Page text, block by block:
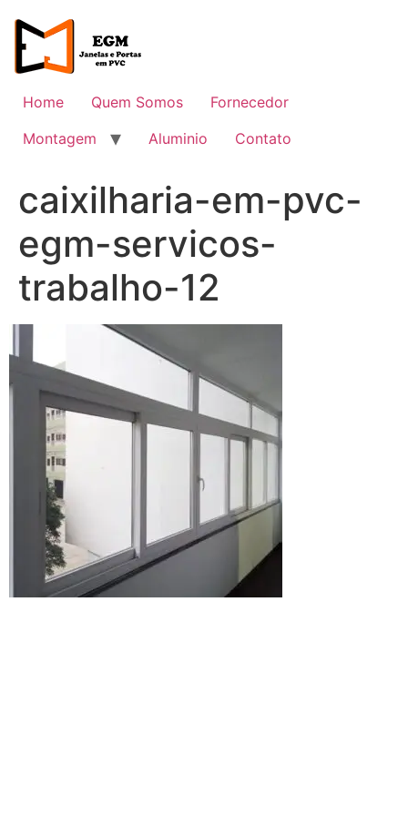
para
conteúdo
Home
Quem Somos
Fornecedor
Montagem
Aluminio Contato
caixilharia-em-pvc-
egm-servicos-
trabalho-12